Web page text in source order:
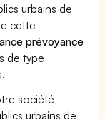
urbains de
cette
prévoyance
de type
société
urbains de